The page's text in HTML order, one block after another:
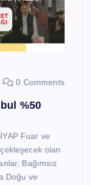
0 Comments
%50
Fuar ve
olan
Bağımsız
Doğu ve